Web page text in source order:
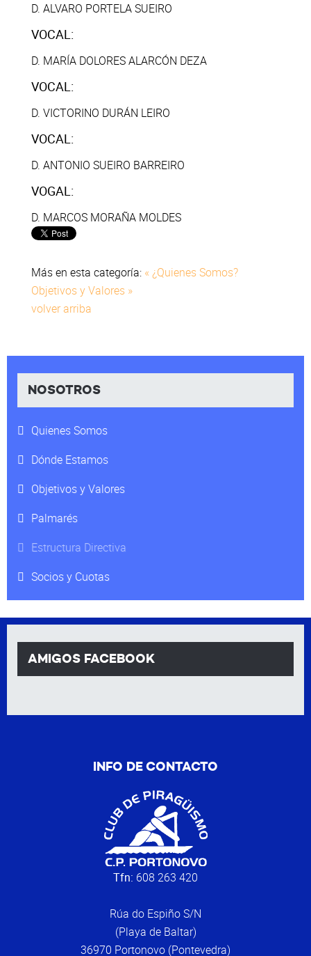
D. ALVARO PORTELA SUEIRO
VOCAL:
D. MARÍA DOLORES ALARCÓN DEZA
VOCAL:
D. VICTORINO DURÁN LEIRO
VOCAL:
D. ANTONIO SUEIRO BARREIRO
VOGAL:
D. MARCOS MORAÑA MOLDES
Más en esta categoría: « ¿Quienes Somos?
Objetivos y Valores »
volver arriba
NOSOTROS
Quienes Somos
Dónde Estamos
Objetivos y Valores
Palmarés
Estructura Directiva
Socios y Cuotas
AMIGOS FACEBOOK
INFO DE CONTACTO
Tfn: 608 263 420
Rúa do Espiño S/N
(Playa de Baltar)
36970 Portonovo (Pontevedra)